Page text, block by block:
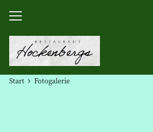
Start Fotogalerie